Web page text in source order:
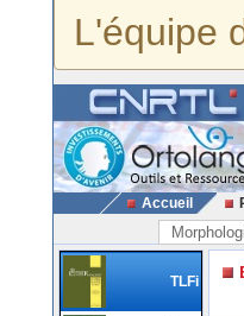
L'équipe
Accueil
TLFi